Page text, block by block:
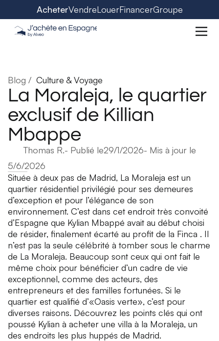
AcheterVendreLouerFinancerGroupe
Blog / Culture & Voyage
La Moraleja, le quartier
exclusif de Killian
Mbappe
Thomas R.- Publié le29/1/2026- Mis à jour le
5/6/2026
Située à deux pas de Madrid, La Moraleja est un
quartier résidentiel privilégié pour ses demeures
d’exception et pour l’élégance de son
environnement. C’est dans cet endroit très convoité
d’Espagne que Kylian Mbappé avait au début choisi
de résider, finalement écarté au profit de la Finca . Il
n’est pas la seule célébrité à tomber sous le charme
de La Moraleja. Beaucoup sont ceux qui ont fait le
même choix pour bénéficier d’un cadre de vie
exceptionnel, comme des acteurs, des
entrepreneurs et des familles fortunées. Si le
quartier est qualifié d’«Oasis verte», c’est pour
diverses raisons. Découvrez les points clés qui ont
poussé Kylian à acheter une villa à la Moraleja, un
des endroits les plus huppés de Madrid.